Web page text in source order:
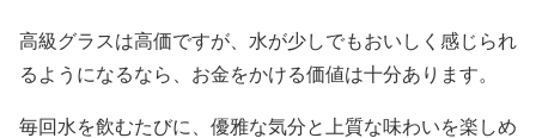
高級グラスは高価ですが、水が少しでもおいしく感じられ
るようになるなら、お金をかける価値は十分あります。
毎回水を飲むたびに、優雅な気分と上質な味わいを楽しめ